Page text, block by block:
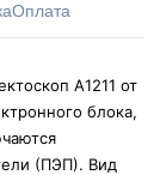
Оплата
А1211 от
блока,
(ПЭП). Вид